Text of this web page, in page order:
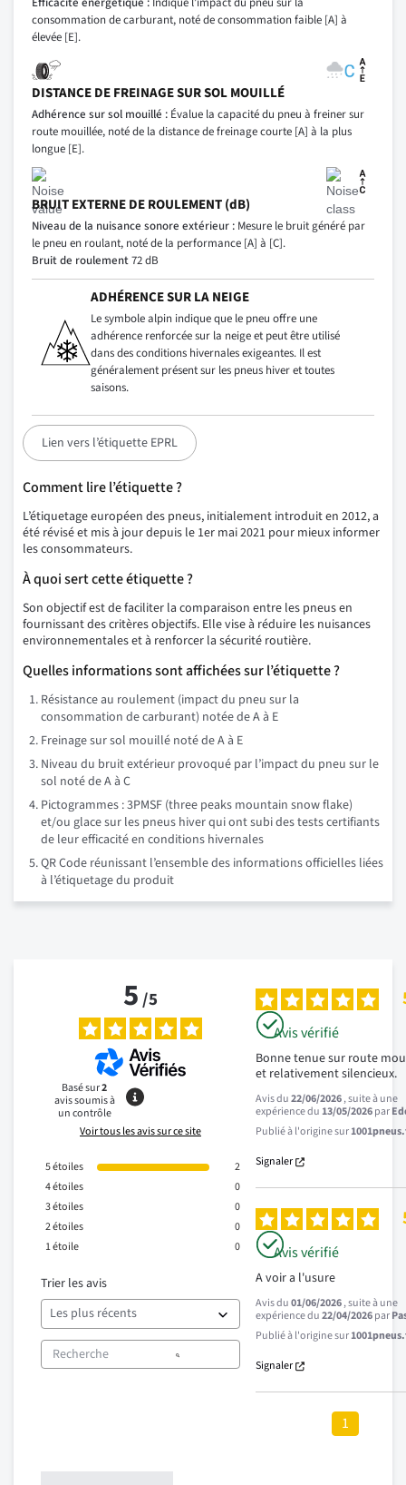
consommation de carburant, noté de consommation faible [A] à
élevée [E].
DISTANCE DE FREINAGE SUR SOL MOUILLÉ
Adhérence sur sol mouillé : Évalue la capacité du pneu à freiner sur
route mouillée, noté de la distance de freinage courte [A] à la plus
longue [E].
BRUIT EXTERNE DE ROULEMENT (dB)
Niveau de la nuisance sonore extérieur : Mesure le bruit généré par
le pneu en roulant, noté de la performance [A] à [C].
Bruit de roulement72 dB
ADHÉRENCE SUR LA NEIGE
Le symbole alpin indique que le pneu offre une
adhérence renforcée sur la neige et peut être utilisé
dans des conditions hivernales exigeantes. Il est
généralement présent sur les pneus hiver et toutes
saisons.
Lien vers l’étiquette EPRL
Comment lire l’étiquette ?
L’étiquetage européen des pneus, initialement introduit en 2012, a
été révisé et mis à jour depuis le 1er mai 2021 pour mieux informer
les consommateurs.
À quoi sert cette étiquette ?
Son objectif est de faciliter la comparaison entre les pneus en
fournissant des critères objectifs. Elle vise à réduire les nuisances
environnementales et à renforcer la sécurité routière.
Quelles informations sont affichées sur l’étiquette ?
Résistance au roulement (impact du pneu sur la
consommation de carburant) notée de A à E
Freinage sur sol mouillé noté de A à E
Niveau du bruit extérieur provoqué par l’impact du pneu sur le
sol noté de A à C
Pictogrammes : 3PMSF (three peaks mountain snow flake)
et/ou glace sur les pneus hiver qui ont subi des tests certifiants
de leur efficacité en conditions hivernales
QR Code réunissant l’ensemble des informations officielles liées
à l’étiquetage du produit
5/5
Basé sur2
avis soumis à
un contrôle
Voir tous les avis sur ce site
5étoiles
2
4étoiles
0
3étoiles
0
2étoiles
0
1étoile 0
Trier les avis
Avis vérifié
Bonne tenue sur route
et relativement silencieux.
Avis du22/06/2026, suite à une
expérience du13/05/2026par
Publié à l'origine sur
Signaler
Avis vérifié
A voir a l'usure
Avis du01/06/2026, suite à une
expérience du22/04/2026par
Publié à l'origine sur
Signaler
1